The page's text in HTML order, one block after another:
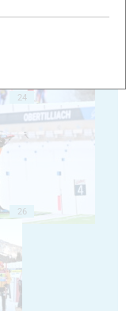
24
26